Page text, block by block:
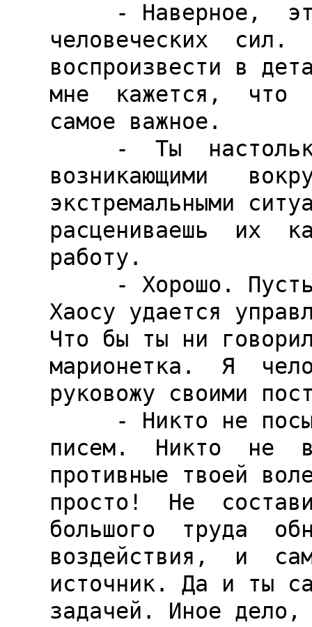
человеческих  сил.
воспроизвести в
мне  кажется,  что
самое важное.
возникающими
экстремальными
расцениваешь  их
работу.
Хаосу удается
Что бы ты ни
марионетка.  Я
руковожу своими
писем.  Никто  не
противные твоей
просто!  Не
большого  труда
воздействия,  и
источник. Да и ты
задачей. Иное дело,